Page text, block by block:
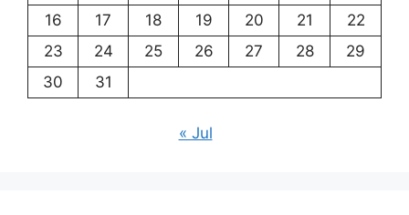
16 17 18 19 20 21
22
23
24 25 26 27 28
29
30
31
« Jul